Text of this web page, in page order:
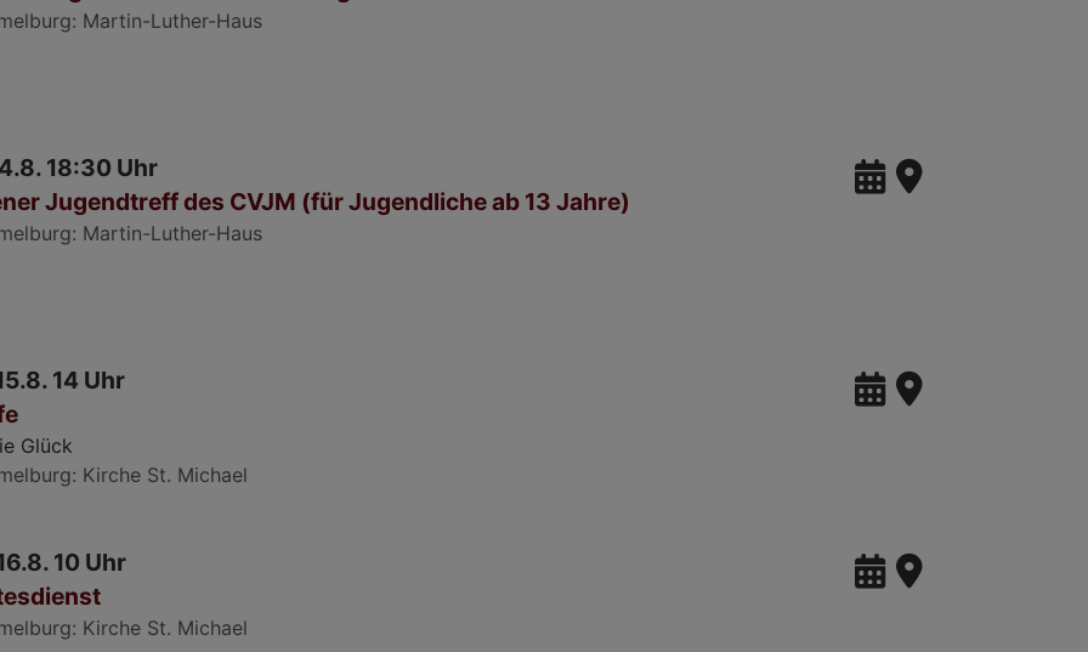
Martin-Luther-Haus
18:30 Uhr
Jugendtreff des CVJM (für Jugendliche ab 13 Jahre)
Martin-Luther-Haus
14 Uhr
Glück
Kirche St. Michael
10 Uhr
Kirche St. Michael